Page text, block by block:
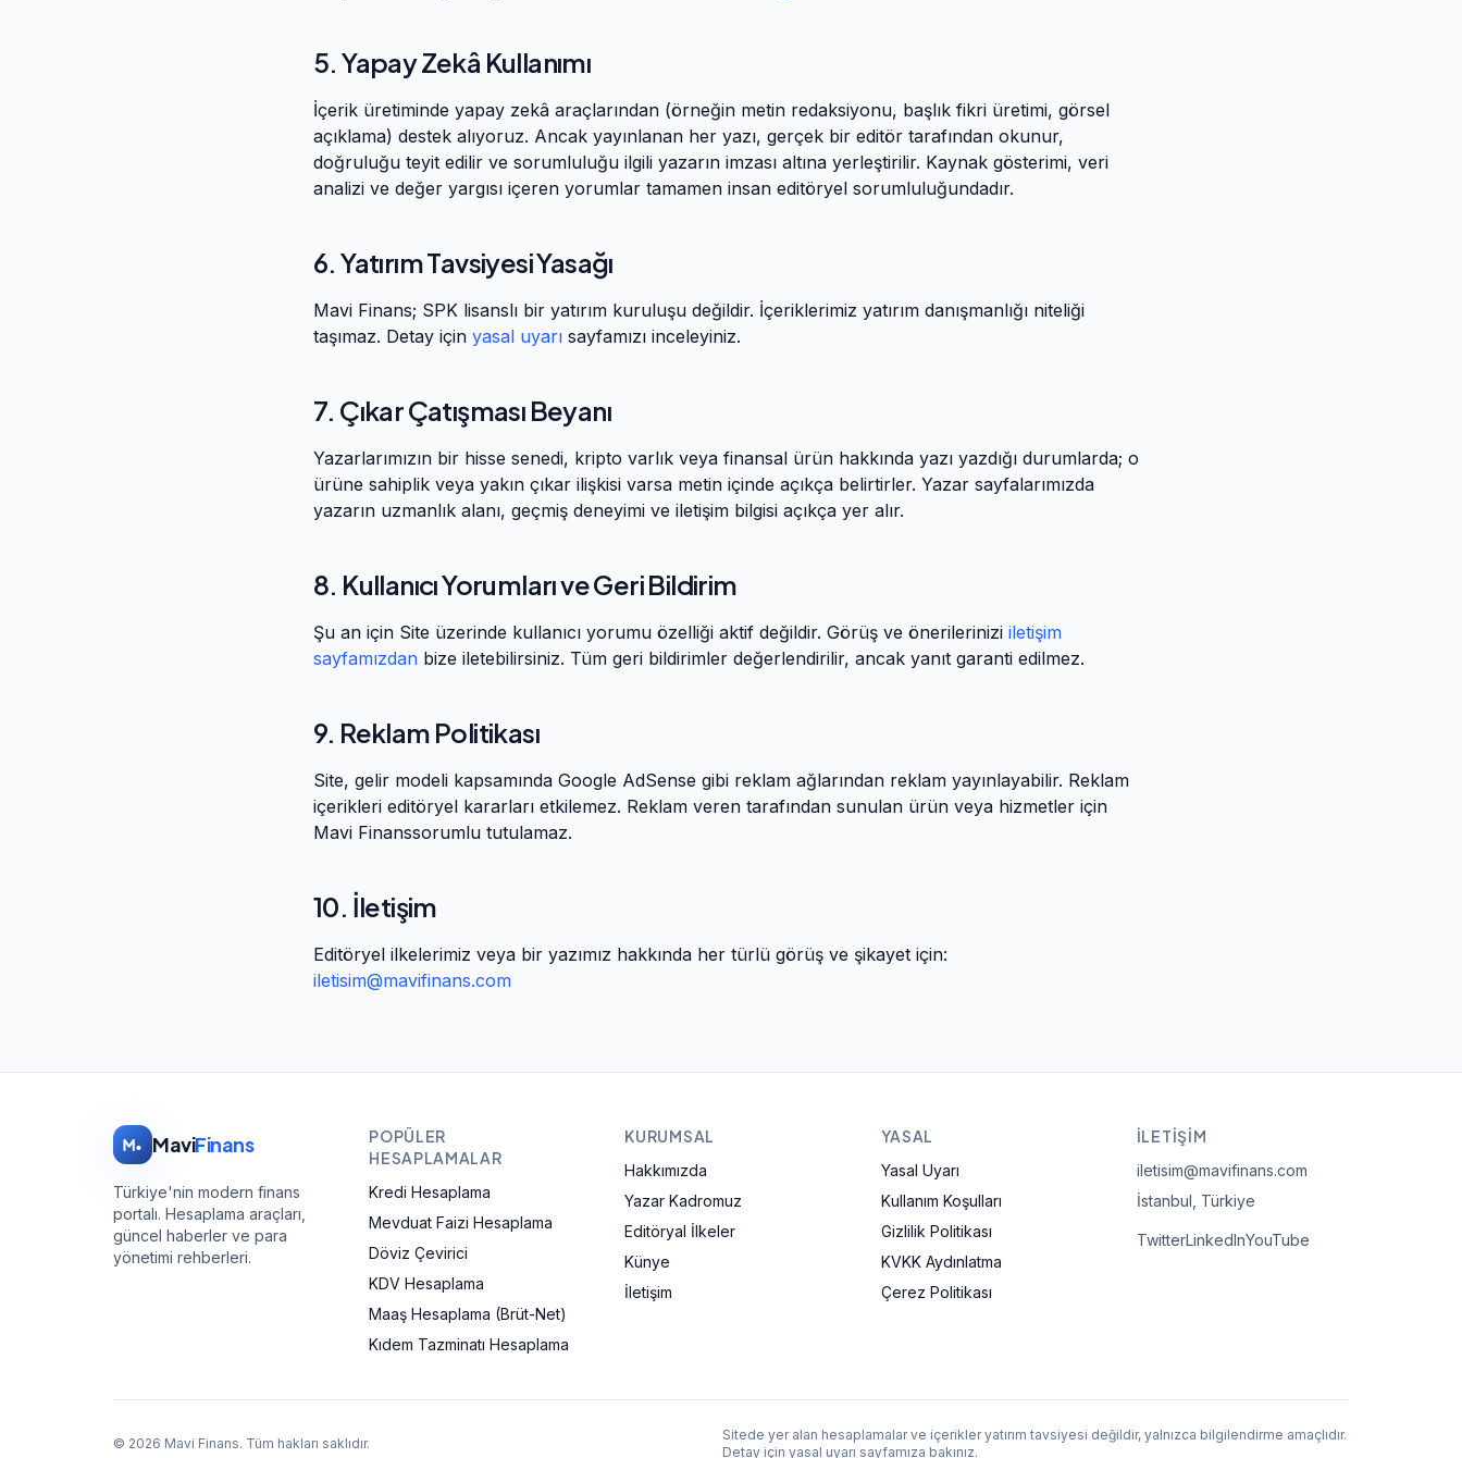
5. Yapay Zekâ Kullanımı
İçerik üretiminde yapay zekâ araçlarından (örneğin metin redaksiyonu, başlık fikri üretimi, görsel
açıklama) destek alıyoruz. Ancak yayınlanan her yazı, gerçek bir editör tarafından okunur,
doğruluğu teyit edilir ve sorumluluğu ilgili yazarın imzası altına yerleştirilir. Kaynak gösterimi, veri
analizi ve değer yargısı içeren yorumlar tamamen insan editöryel sorumluluğundadır.
6. Yatırım Tavsiyesi Yasağı
Mavi Finans; SPK lisanslı bir yatırım kuruluşu değildir. İçeriklerimiz yatırım danışmanlığı niteliği
taşımaz. Detay için yasal uyarı sayfamızı inceleyiniz.
7. Çıkar Çatışması Beyanı
Yazarlarımızın bir hisse senedi, kripto varlık veya finansal ürün hakkında yazı yazdığı durumlarda; o
ürüne sahiplik veya yakın çıkar ilişkisi varsa metin içinde açıkça belirtirler. Yazar sayfalarımızda
yazarın uzmanlık alanı, geçmiş deneyimi ve iletişim bilgisi açıkça yer alır.
8. Kullanıcı Yorumları ve Geri Bildirim
Şu an için Site üzerinde kullanıcı yorumu özelliği aktif değildir. Görüş ve önerilerinizi iletişim
sayfamızdan bize iletebilirsiniz. Tüm geri bildirimler değerlendirilir, ancak yanıt garanti edilmez.
9. Reklam Politikası
Site, gelir modeli kapsamında Google AdSense gibi reklam ağlarından reklam yayınlayabilir. Reklam
içerikleri editöryel kararları etkilemez. Reklam veren tarafından sunulan ürün veya hizmetler için
Mavi Finanssorumlu tutulamaz.
10. İletişim
Editöryel ilkelerimiz veya bir yazımız hakkında her türlü görüş ve şikayet için:
iletisim@mavifinans.com
MaviFinans
Türkiye'nin modern finans
portalı. Hesaplama araçları,
güncel haberler ve para
yönetimi rehberleri.
POPÜLER
HESAPLAMALAR
Kredi Hesaplama
Mevduat Faizi Hesaplama
Döviz Çevirici
KDV Hesaplama
Maaş Hesaplama (Brüt-Net)
Kıdem Tazminatı Hesaplama
KURUMSAL
Hakkımızda
Yazar Kadromuz
Editöryal İlkeler
Künye
İletişim
YASAL
Yasal Uyarı
Kullanım Koşulları
Gizlilik Politikası
KVKK Aydınlatma
Çerez Politikası
İLETIŞIM
iletisim@mavifinans.com
İstanbul, Türkiye
TwitterLinkedInYouTube
© 2026 Mavi Finans. Tüm hakları saklıdır.
Sitede yer alan hesaplamalar ve içerikler yatırım tavsiyesi değildir, yalnızca bilgilendirme amaçlıdır.
Detay için yasal uyarı sayfamıza bakınız.